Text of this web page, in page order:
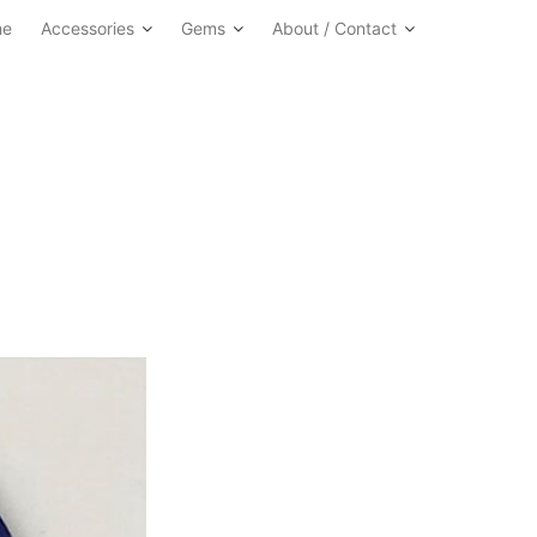
Accessories Gems About / Contact